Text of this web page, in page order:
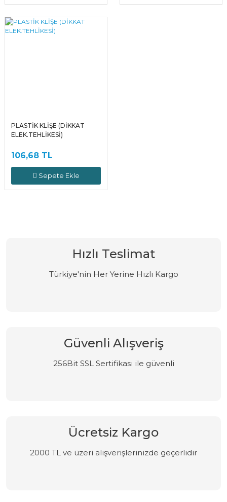
PLASTİK KLİŞE (DİKKAT
ELEK.TEHLİKESİ)
106,68 TL
Sepete Ekle
Hızlı Teslimat
Türkiye'nin Her Yerine Hızlı Kargo
Güvenli Alışveriş
256Bit SSL Sertifikası ile güvenli
Ücretsiz Kargo
2000 TL ve üzeri alışverişlerinizde geçerlidir